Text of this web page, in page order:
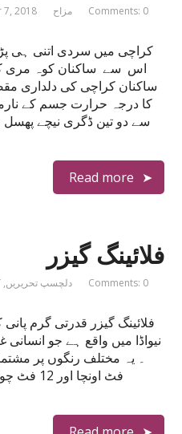
7, 2018 مزاح Comments: 0
کراچی میں سردی اتنی ہی
اس سے ساکنان کوہ مری
ساکنان کراچی کی دلداری
سے دو تین ڈگری نیچے پھسل
Read more
فلائینگ گیزر
دلچسپ تحریریں, Comments: 0
فلائینگ گیزر قدرتی گرم
نیواڈا میں واقع ہے جو
فٹ